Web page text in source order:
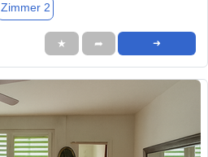
Zimmer 2
★ ➦ ➜